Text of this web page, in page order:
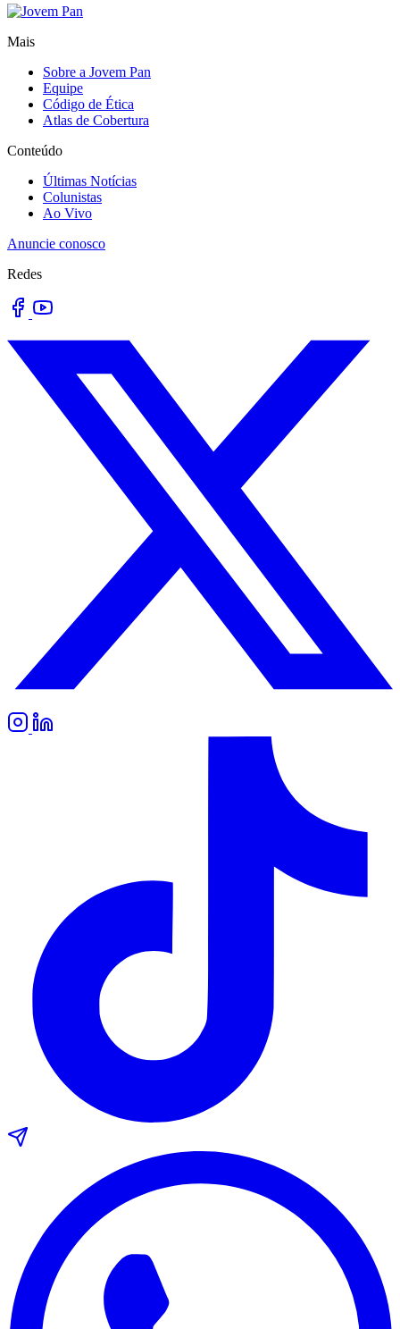
Mais
Sobre a Jovem Pan
Equipe
Código de Ética
Atlas de Cobertura
Conteúdo
Últimas Notícias
Colunistas
Ao Vivo
Anuncie conosco
Redes